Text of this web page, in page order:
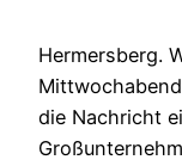
Hermersberg.
die Nachricht